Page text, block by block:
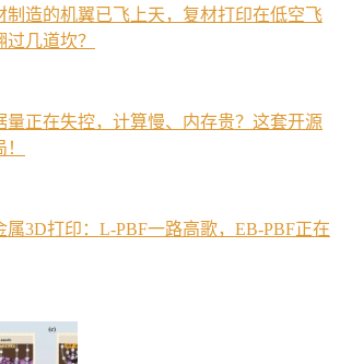
制造的机翼已飞上天，复材打印在低空飞
几道坎？
量正在失控，计算慢、内存贵？这套开源
属3D打印：L-PBF一路高歌，EB-PBF正在